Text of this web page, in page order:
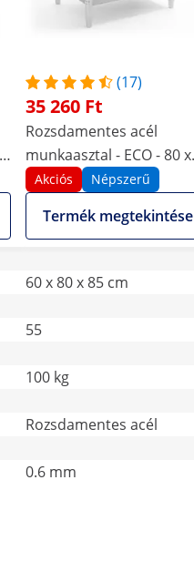
(17)
35 260 Ft
Rozsdamentes acél
munkaasztal - ECO - 80 x
60 cm - 250 kg - Royal
Catering
Akciós Népszerű
Termék megtekintése
60 x 80 x 85 cm
55
100 kg
Rozsdamentes acél
0.6 mm